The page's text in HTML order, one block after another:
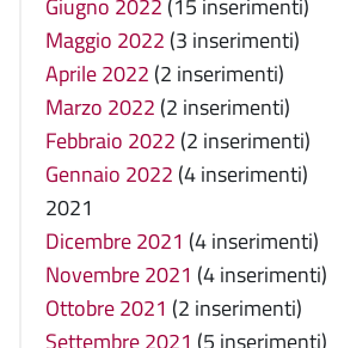
Giugno 2022 (15 inserimenti)
Maggio 2022 (3 inserimenti)
Aprile 2022 (2 inserimenti)
Marzo 2022 (2 inserimenti)
Febbraio 2022 (2 inserimenti)
Gennaio 2022 (4 inserimenti)
2021
Dicembre 2021 (4 inserimenti)
Novembre 2021 (4 inserimenti)
Ottobre 2021 (2 inserimenti)
Settembre 2021 (5 inserimenti)